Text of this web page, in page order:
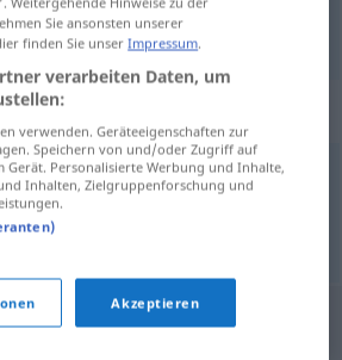
für "dreschen"
,schlagen
Sie ansonsten unserer
finden Sie unserImpressum
verarbeiten Daten, um
verwenden. Geräteeigenschaften zur
Speichern von und/oder Zugriff auf
Personalisierte Werbung und Inhalte,
Inhalten, Zielgruppenforschung und
Akzeptieren